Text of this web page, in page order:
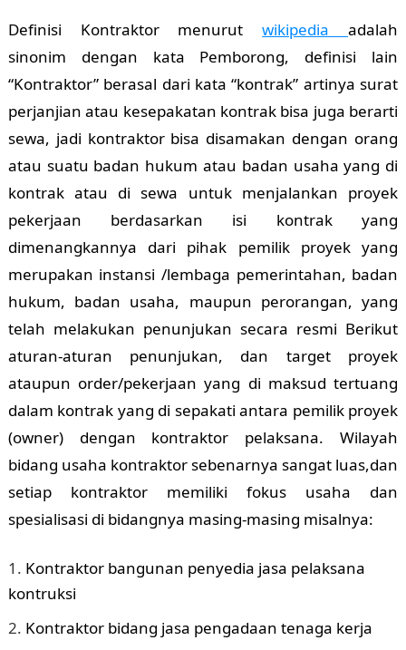
Definisi Kontraktor menurutwikipediaadalah
sinonim dengan kata Pemborong, definisi lain
“Kontraktor” berasal dari kata “kontrak” artinya surat
perjanjian atau kesepakatan kontrak bisa juga berarti
sewa, jadi kontraktor bisa disamakan dengan orang
atau suatu badan hukum atau badan usaha yang di
kontrak atau di sewa untuk menjalankan proyek
pekerjaan berdasarkan isi kontrak yang
dimenangkannya dari pihak pemilik proyek yang
merupakan instansi /lembaga pemerintahan, badan
hukum, badan usaha, maupun perorangan, yang
telah melakukan penunjukan secara resmi Berikut
aturan-aturan penunjukan, dan target proyek
ataupun order/pekerjaan yang di maksud tertuang
dalam kontrak yang di sepakati antara pemilik proyek
(owner) dengan kontraktor pelaksana. Wilayah
bidang usaha kontraktor sebenarnya sangat luas,dan
setiap kontraktor memiliki fokus usaha dan
spesialisasi di bidangnya masing-masing misalnya:
Kontraktor bangunan penyedia jasa pelaksana
kontruksi
Kontraktor bidang jasa pengadaan tenaga kerja